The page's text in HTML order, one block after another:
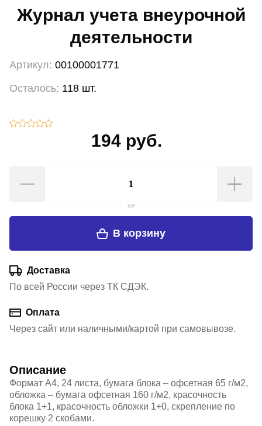
Журнал учета внеурочной
деятельности
Артикул: 00100001771
Осталось: 118 шт.
194 руб.
В корзину
шт
Доставка
По всей России через ТК СДЭК.
Оплата
Через сайт или наличными/картой при самовывозе.
Описание
Формат А4, 24 листа, бумага блока – офсетная 65 г/м2,
обложка – бумага офсетная 160 г/м2, красочность
блока 1+1, красочность обложки 1+0, скрепление по
корешку 2 скобами.